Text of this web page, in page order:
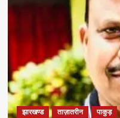
रहे
झारखण्ड ताज़ातरीन पाकुड़